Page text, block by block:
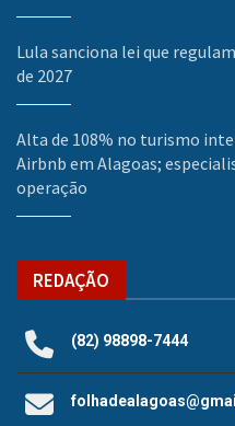
Lula sanciona lei que
de 2027
Alta de 108% no turismo
Airbnb em Alagoas;
operação
REDAÇÃO
(82) 98898-7444